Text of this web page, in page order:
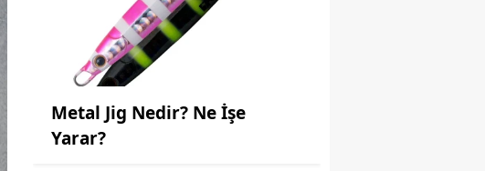
Sivas
Metal Jig Nedir? Ne İşe
Yarar?